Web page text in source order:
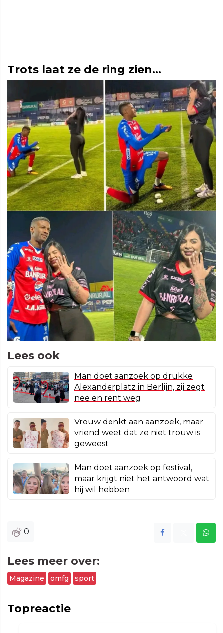
Trots laat ze de ring zien...
Lees ook
Man doet aanzoek op drukke
Alexanderplatz in Berlijn, zij zegt
nee en rent weg
Vrouw denkt aan aanzoek, maar
vriend weet dat ze niet trouw is
geweest
Man doet aanzoek op festival,
maar krijgt niet het antwoord wat
hij wil hebben
0
Lees meer over:
Magazine omfg sport
Topreactie